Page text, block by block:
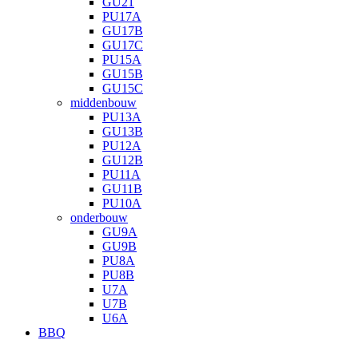
PU17A
GU17B
GU17C
PU15A
GU15B
GU15C
middenbouw
PU13A
GU13B
PU12A
GU12B
PU11A
GU11B
PU10A
onderbouw
GU9A
GU9B
PU8A
PU8B
U7A
U7B
U6A
BBQ